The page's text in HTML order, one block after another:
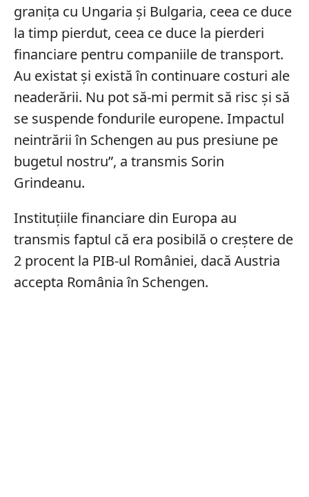
granița cu Ungaria și Bulgaria, ceea ce duce
la timp pierdut, ceea ce duce la pierderi
financiare pentru companiile de transport.
Au existat și există în continuare costuri ale
neaderării. Nu pot să-mi permit să risc și să
se suspende fondurile europene. Impactul
neintrării în Schengen au pus presiune pe
bugetul nostru”, a transmis Sorin
Grindeanu.
Instituțiile financiare din Europa au
transmis faptul că era posibilă o creștere de
2 procent la PIB-ul României, dacă Austria
accepta România în Schengen.